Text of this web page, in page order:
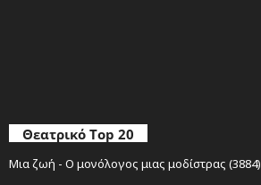
Θεατρικό Top 20
Μια ζωή - Ο μονόλογος μιας μοδίστρας (3884)